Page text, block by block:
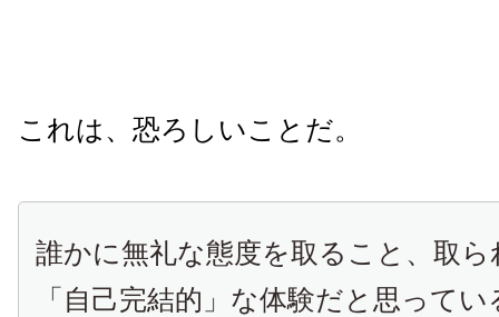
これは、恐ろしいことだ。
誰かに無礼な態度を取ること、取
「自己完結的」な体験だと思って